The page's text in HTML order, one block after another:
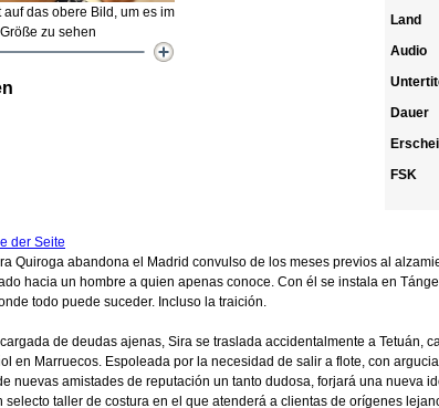
das obere Bild, um es im
zu sehen
Land
Audio
Dauer
FSK
der Seite
Quiroga abandona el Madrid convulso de los meses previos al
hacia un hombre a quien apenas conoce. Con él se instala en
todo puede suceder. Incluso la traición.
de deudas ajenas, Sira se traslada accidentalmente a Tetuán,
en Marruecos. Espoleada por la necesidad de salir a flote, con
nuevas amistades de reputación un tanto dudosa, forjará una nueva
selecto taller de costura en el que atenderá a clientas de orígenes